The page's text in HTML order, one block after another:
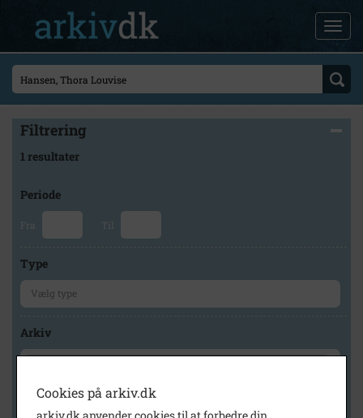
Filtrering
1 resultater
Periode
Fra Til
Type
Arkiv
Cookies på arkiv.dk
arkiv.dk anvender cookies til at forbedre din